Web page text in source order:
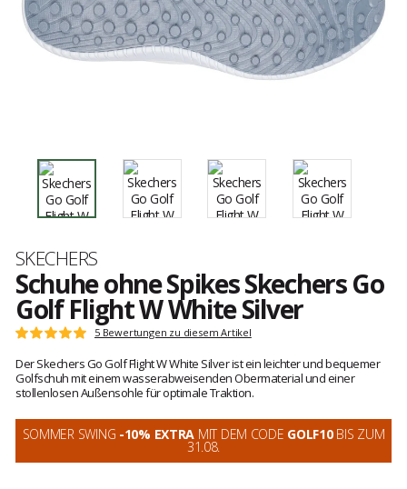
Marke
SKECHERS
Schuhe ohne Spikes Skechers Go
Golf Flight W White Silver
Kundenbewertungen
Note:
von
5
5 Bewertungen zu diesem Artikel
Der Skechers Go Golf Flight W White Silver ist ein leichter und bequemer
Golfschuh mit einem wasserabweisenden Obermaterial und einer
stollenlosen Außensohle für optimale Traktion.
SOMMER SWING -10% EXTRA MIT DEM CODE GOLF10BIS ZUM
31.08.